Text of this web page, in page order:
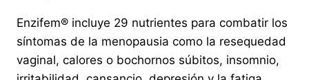
Enzifem® incluye 29 nutrientes para combatir los
síntomas de la menopausia como la resequedad
vaginal, calores o bochornos súbitos, insomnio,